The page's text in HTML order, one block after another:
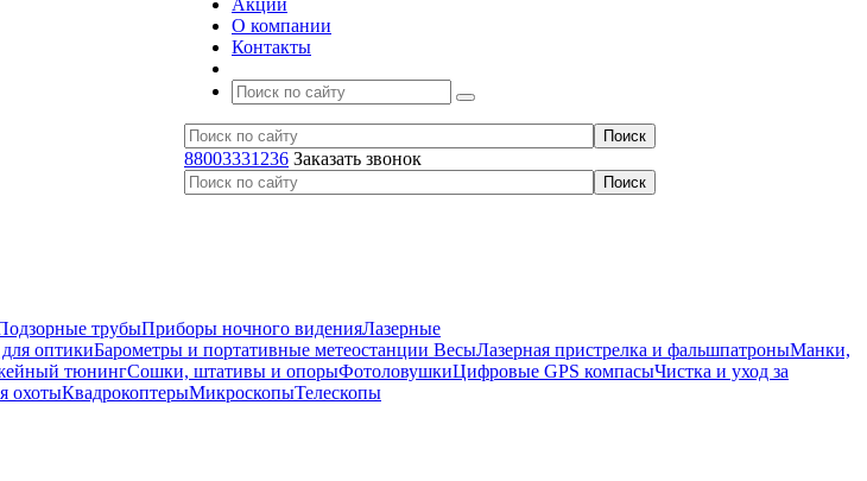
Акции
О компании
Контакты
88003331236 Заказать звонок
трубыПриборы ночного виденияЛазерные
оптикиБарометры и портативные метеостанции ВесыЛазерная пристрелка и фальшпатроныМанки,
тюнингСошки, штативы и опорыФотоловушкиЦифровые GPS компасыЧистка и уход за
охотыКвадрокоптерыМикроскопыТелескопы